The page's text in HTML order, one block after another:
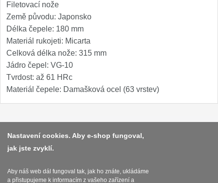
Filetovací nože
Země původu: Japonsko
Délka čepele: 180 mm
Materiál rukojeti: Micarta
Celková délka nože: 315 mm
Jádro čepel: VG-10
Tvrdost: až 61 HRc
Materiál čepele: Damašková ocel (63 vrstev)
Platba a dodávka
Obchodní podmínky
Zasady zpracovani osobnich udaju
Nastavení cookies. Aby e-shop fungoval,
jak jste zvyklí.
Aby náš web dál fungoval tak, jak ho znáte, ukládáme
a přistupujeme k informacím z vašeho zařízení a